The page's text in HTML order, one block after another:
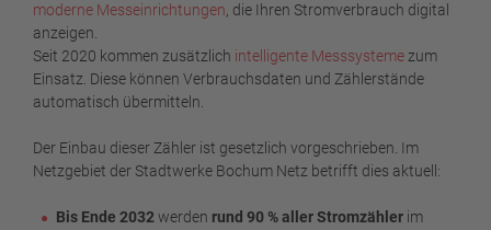
moderne Messeinrichtungen, die Ihren Stromverbrauch digital
anzeigen.
Seit 2020 kommen zusätzlich intelligente Messsystemezum
Einsatz. Diese können Verbrauchsdaten und Zählerstände
automatisch übermitteln.
Der Einbau dieser Zähler ist gesetzlich vorgeschrieben. Im
Netzgebiet der Stadtwerke Bochum Netz betrifft dies aktuell:
Bis Ende 2032werden rund 90 % aller Stromzähler im